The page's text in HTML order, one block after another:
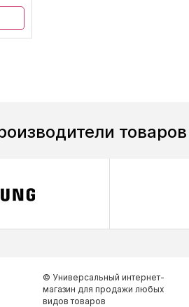
товаров
© Универсальный интернет-
магазин для продажи любых
видов товаров